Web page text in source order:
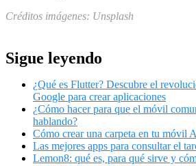
Créditos imágenes: Unsplash
Sigue leyendo
¿Qué es Flutter? Descubre el
Google para crear aplicaciones
¿Cómo hacer para que el móvil
hablando?
Cómo crear una carpeta en tu móvil
Las mejores apps para consultar el
Lemon8: qué es, para qué sirve y